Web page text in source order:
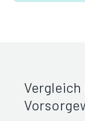
Vergleich